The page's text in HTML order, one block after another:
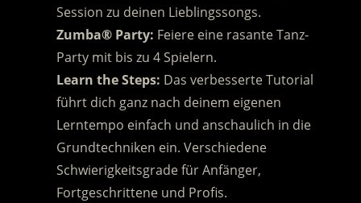
Session zu deinen Lieblingssongs.
Zumba® Party: Feiere eine rasante Tanz-
Party mit bis zu 4 Spielern.
Learn the Steps: Das verbesserte Tutorial
führt dich ganz nach deinem eigenen
Lerntempo einfach und anschaulich in die
Grundtechniken ein. Verschiedene
Schwierigkeitsgrade für Anfänger,
Fortgeschrittene und Profis.